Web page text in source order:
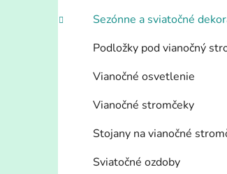
Sezónne a sviatočné
Podložky pod vianočný
Vianočné osvetlenie
Vianočné stromčeky
Stojany na vianočné
Sviatočné ozdoby